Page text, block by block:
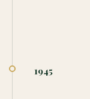
1945